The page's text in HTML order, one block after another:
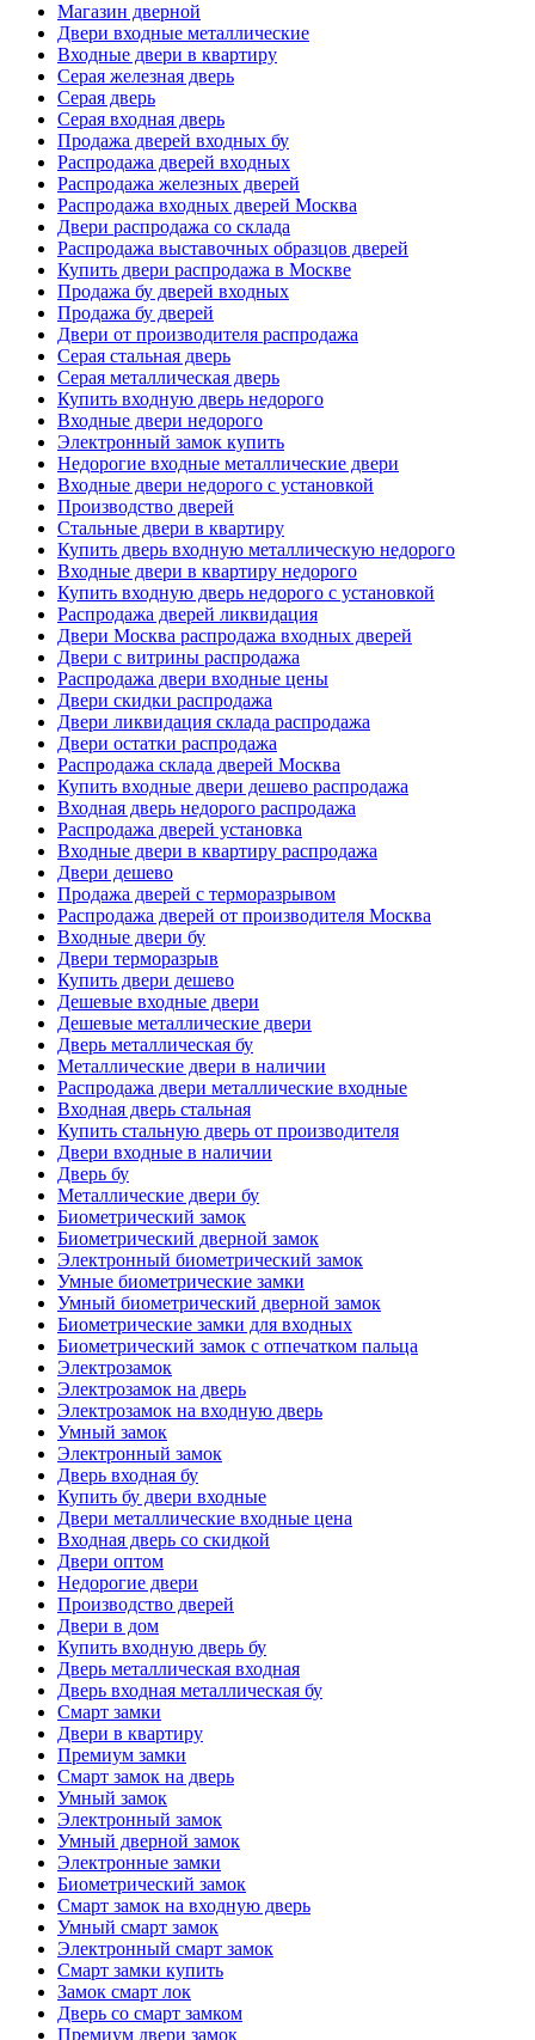
Магазин дверной
Двери входные металлические
Входные двери в квартиру
Серая железная дверь
Серая дверь
Серая входная дверь
Продажа дверей входных бу
Распродажа дверей входных
Распродажа железных дверей
Распродажа входных дверей Москва
Двери распродажа со склада
Распродажа выставочных образцов дверей
Купить двери распродажа в Москве
Продажа бу дверей входных
Продажа бу дверей
Двери от производителя распродажа
Серая стальная дверь
Серая металлическая дверь
Купить входную дверь недорого
Входные двери недорого
Электронный замок купить
Недорогие входные металлические двери
Входные двери недорого с установкой
Производство дверей
Стальные двери в квартиру
Купить дверь входную металлическую недорого
Входные двери в квартиру недорого
Купить входную дверь недорого с установкой
Распродажа дверей ликвидация
Двери Москва распродажа входных дверей
Двери с витрины распродажа
Распродажа двери входные цены
Двери скидки распродажа
Двери ликвидация склада распродажа
Двери остатки распродажа
Распродажа склада дверей Москва
Купить входные двери дешево распродажа
Входная дверь недорого распродажа
Распродажа дверей установка
Входные двери в квартиру распродажа
Двери дешево
Продажа дверей с терморазрывом
Распродажа дверей от производителя Москва
Входные двери бу
Двери терморазрыв
Купить двери дешево
Дешевые входные двери
Дешевые металлические двери
Дверь металлическая бу
Металлические двери в наличии
Распродажа двери металлические входные
Входная дверь стальная
Купить стальную дверь от производителя
Двери входные в наличии
Дверь бу
Металлические двери бу
Биометрический замок
Биометрический дверной замок
Электронный биометрический замок
Умные биометрические замки
Умный биометрический дверной замок
Биометрические замки для входных
Биометрический замок с отпечатком пальца
Электрозамок
Электрозамок на дверь
Электрозамок на входную дверь
Умный замок
Электронный замок
Дверь входная бу
Купить бу двери входные
Двери металлические входные цена
Входная дверь со скидкой
Двери оптом
Недорогие двери
Производство дверей
Двери в дом
Купить входную дверь бу
Дверь металлическая входная
Дверь входная металлическая бу
Смарт замки
Двери в квартиру
Премиум замки
Смарт замок на дверь
Умный замок
Электронный замок
Умный дверной замок
Электронные замки
Биометрический замок
Смарт замок на входную дверь
Умный смарт замок
Электронный смарт замок
Смарт замки купить
Замок смарт лок
Дверь со смарт замком
Премиум двери замок